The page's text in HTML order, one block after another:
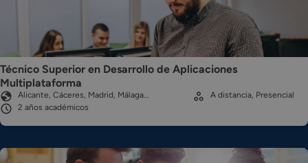
Técnico Superior en Desarrollo de Aplicaciones
Multiplataforma
Alicante, Cáceres, Madrid, Málaga…
2 años académicos
A distancia, Presencial